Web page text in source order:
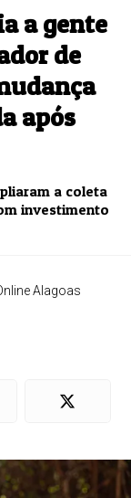
a gente
de
após
a coleta
investimento
Alagoas